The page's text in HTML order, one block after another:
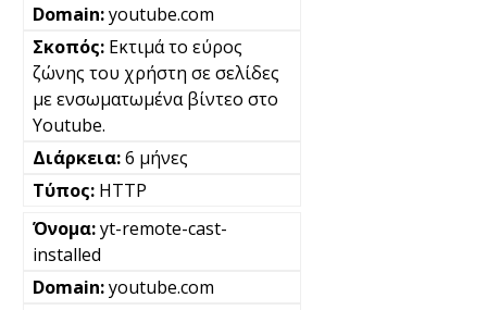
youtube.com
Εκτιμά το εύρος
ζώνης του χρήστη σε σελίδες
με ενσωματωμένα βίντεο στο
Youtube.
6 μήνες
HTTP
yt-remote-cast-
installed
youtube.com